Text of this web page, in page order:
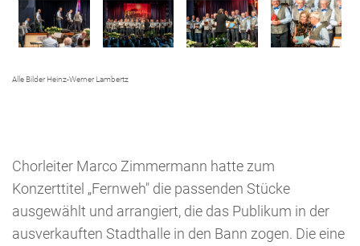
Alle Bilder Heinz-Werner Lambertz
Chorleiter Marco Zimmermann hatte zum
Konzerttitel „Fernweh" die passenden Stücke
ausgewählt und arrangiert, die das Publikum in der
ausverkauften Stadthalle in den Bann zogen. Die eine